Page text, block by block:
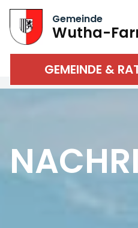
Gemeinde
Wutha-
GEMEINDE &